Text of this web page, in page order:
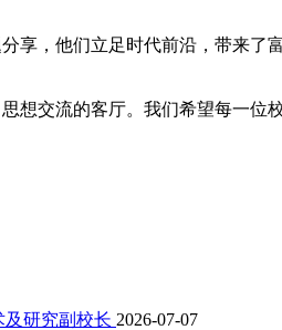
享，他们立足时代前沿，带来
想交流的客厅。我们希望每一位
及研究副校长 2026-07-07